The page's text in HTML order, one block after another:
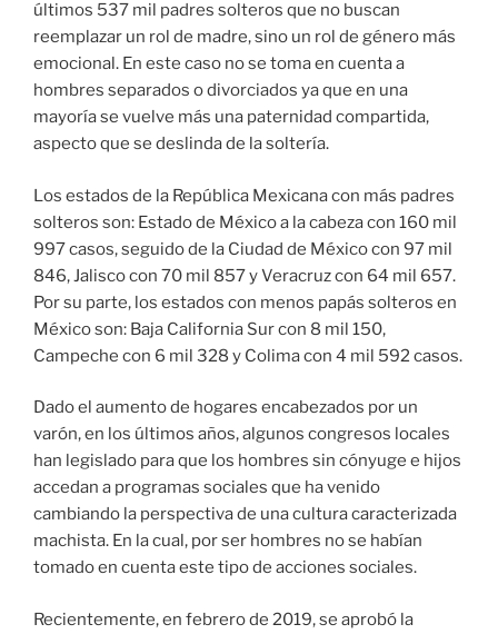
últimos 537 mil padres solteros que no buscan
reemplazar un rol de madre, sino un rol de género más
emocional. En este caso no se toma en cuenta a
hombres separados o divorciados ya que en una
mayoría se vuelve más una paternidad compartida,
aspecto que se deslinda de la soltería.
Los estados de la República Mexicana con más padres
solteros son: Estado de México a la cabeza con 160 mil
997 casos, seguido de la Ciudad de México con 97 mil
846, Jalisco con 70 mil 857 y Veracruz con 64 mil 657.
Por su parte, los estados con menos papás solteros en
México son: Baja California Sur con 8 mil 150,
Campeche con 6 mil 328 y Colima con 4 mil 592 casos.
Dado el aumento de hogares encabezados por un
varón, en los últimos años, algunos congresos locales
han legislado para que los hombres sin cónyuge e hijos
accedan a programas sociales que ha venido
cambiando la perspectiva de una cultura caracterizada
machista. En la cual, por ser hombres no se habían
tomado en cuenta este tipo de acciones sociales.
Recientemente, en febrero de 2019, se aprobó la